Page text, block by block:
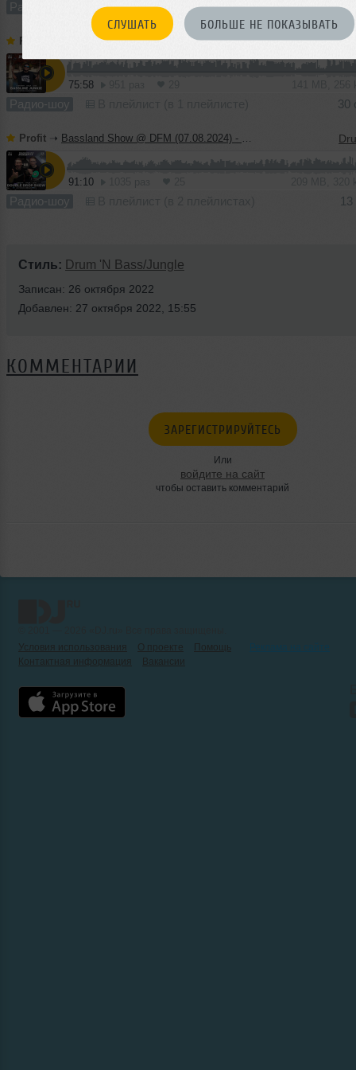
СЛУШАТЬ БОЛЬШЕ НЕ ПОКАЗЫВАТЬ
Радио-шоу В плейлист (в 1 плейлисте)
Profit Bassland Show @ DFM (16.10.2024) - Guest mix Bassline Junkie
75:58
Радио-шоу 30
Profit ➝ Bassland Show @ DFM (07.08.2024) - Guest mix Double Drop Show
91:10
Радио-шоу 13
Стиль: Drum 'N Bass/Jungle
Записан: 26 октября 2022
Добавлен: 27 октября 2022, 15:55
КОММЕНТАРИИ
ЗАРЕГИСТРИРУЙТЕСЬ
Или
войдите на сайт
чтобы оставить комментарий
Условия использования
О проекте Помощь
Контактная информация
Вакансии